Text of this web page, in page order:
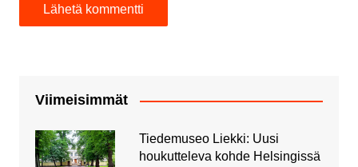
Viimeisimmät
Tiedemuseo Liekki: Uusi
houkutteleva kohde Helsingissä